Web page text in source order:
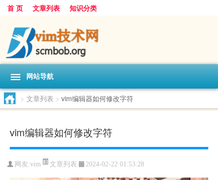
首 页 文章列表 知识分类
网站导航
> 文章列表 > vim编辑器如何修改字符
vim编辑器如何修改字符
网友:vim 文章列表 2024-02-22 01:53:28